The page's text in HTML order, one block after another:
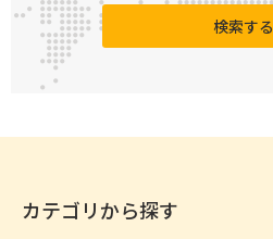
検索する
カテゴリから探す